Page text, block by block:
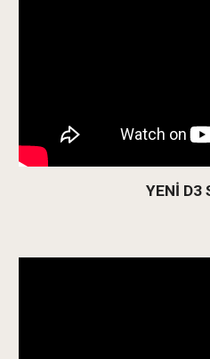
YENİ D3